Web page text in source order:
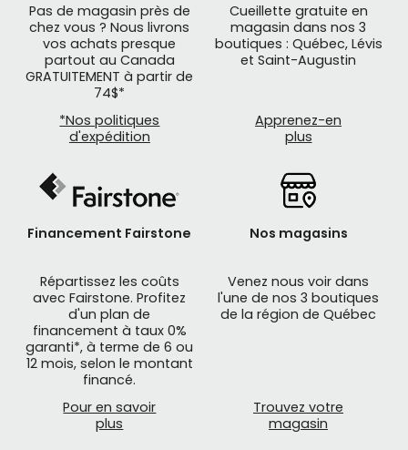
Un support pour accessoires électroniques pour
vélo est un dispositif qui permet de fixer différents
types d'appareils électroniques sur le guidon ou la
supports pour accessoires électroniques pour
vélo, chacun conçu pour répondre à des besoins
spécifiques et disponibles dans notre catalogue
de produits :
Support de smartphone
Un support de smartphone s'agit d'un support
Pas de magasin près de
chez vous ? Nous livrons
vos achats presque
partout au Canada
GRATUITEMENT à partir de
74$*
*Nos politiques
d'expédition
Cueillette gratuite en
magasin dans nos 3
boutiques : Québec, Lévis
et Saint-Augustin
Apprenez-en
plus
Financement Fairstone
Répartissez les coûts
avec Fairstone. Profitez
d'un plan de
financement à taux 0%
garanti*, à terme de 6 ou
12 mois, selon le montant
financé.
Pour en savoir
plus
Nos magasins
Venez nous voir dans
l'une de nos 3 boutiques
de la région de Québec
Trouvez votre
magasin